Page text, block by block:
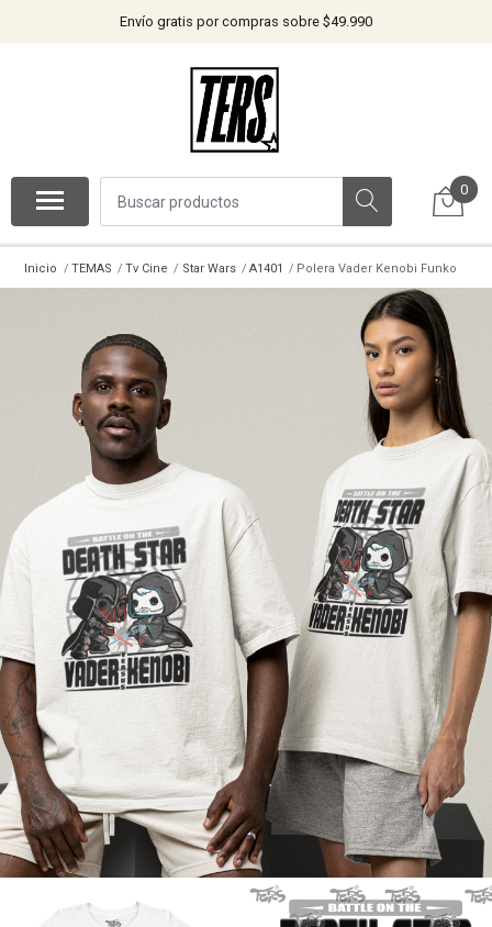
Envío gratis por compras sobre $49.990
0
Inicio TEMAS Tv Cine Star Wars A1401 Polera Vader Kenobi Funko